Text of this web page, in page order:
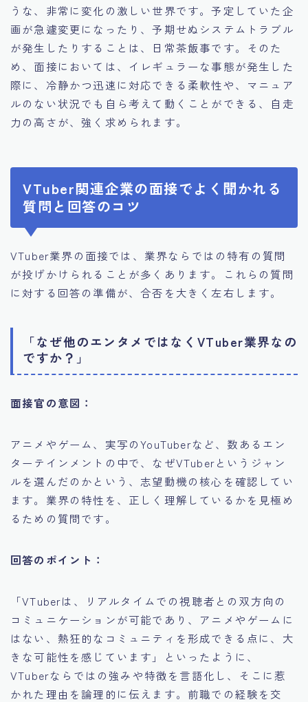
うな、非常に変化の激しい世界です。予定していた企
画が急遽変更になったり、予期せぬシステムトラブル
が発生したりすることは、日常茶飯事です。そのた
め、面接においては、イレギュラーな事態が発生した
際に、冷静かつ迅速に対応できる柔軟性や、マニュア
ルのない状況でも自ら考えて動くことができる、自走
力の高さが、強く求められます。
VTuber関連企業の面接でよく聞かれる
質問と回答のコツ
VTuber業界の面接では、業界ならではの特有の質問
が投げかけられることが多くあります。これらの質問
に対する回答の準備が、合否を大きく左右します。
「なぜ他のエンタメではなくVTuber業界なの
ですか？」
面接官の意図：
アニメやゲーム、実写のYouTuberなど、数あるエン
ターテインメントの中で、なぜVTuberというジャン
ルを選んだのかという、志望動機の核心を確認してい
ます。業界の特性を、正しく理解しているかを見極め
るための質問です。
回答のポイント：
「VTuberは、リアルタイムでの視聴者との双方向の
コミュニケーションが可能であり、アニメやゲームに
はない、熱狂的なコミュニティを形成できる点に、大
きな可能性を感じています」といったように、
VTuberならではの強みや特徴を言語化し、そこに惹
かれた理由を論理的に伝えます。前職での経験を交